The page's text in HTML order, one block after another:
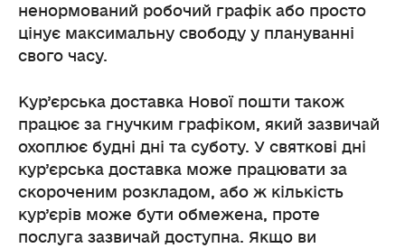
ненормований робочий графік або просто
цінує максимальну свободу у плануванні
свого часу.
Кур’єрська доставка Нової пошти також
працює за гнучким графіком, який зазвичай
охоплює будні дні та суботу. У святкові дні
кур’єрська доставка може працювати за
скороченим розкладом, або ж кількість
кур’єрів може бути обмежена, проте
послуга зазвичай доступна. Якщо ви